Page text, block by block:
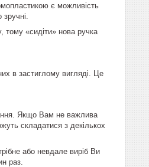
є можливість
тому «сидіти» нова ручка
в застиглому вигляді. Це
Якщо Вам не важлива
складатися з декількох
або невдале виріб Ви
раз.